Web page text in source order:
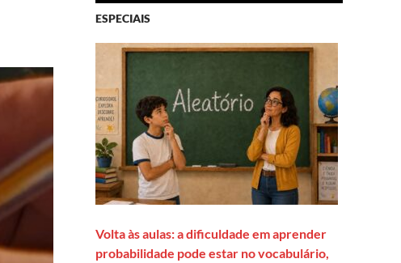
ESPECIAIS
Volta às aulas: a dificuldade em aprender
probabilidade pode estar no vocabulário,